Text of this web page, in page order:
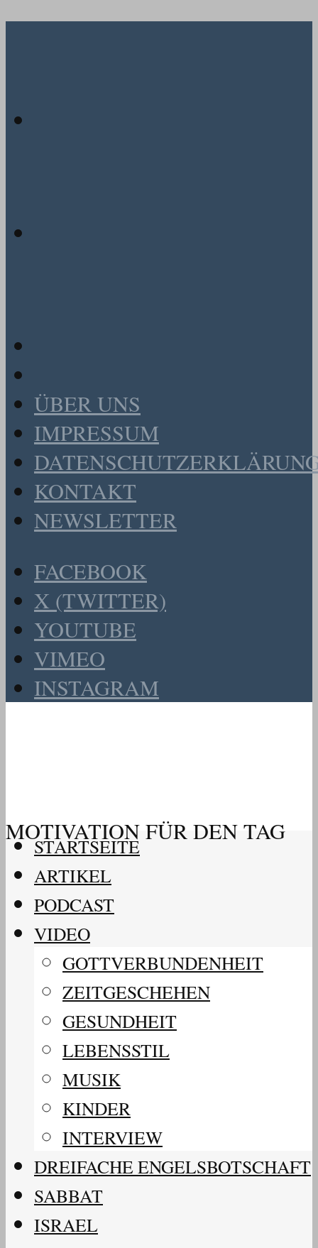
ÜBER UNS
IMPRESSUM
KONTAKT
NEWSLETTER
FACEBOOK
X (TWITTER)
YOUTUBE
VIMEO
INSTAGRAM
MOTIVATION FÜR DEN TAG
STARTSEITE
ARTIKEL
PODCAST
VIDEO
GOTTVERBUNDENHEIT
ZEITGESCHEHEN
GESUNDHEIT
LEBENSSTIL
MUSIK
KINDER
INTERVIEW
DREIFACHE ENGELSBOTSCHAFT
SABBAT
ISRAEL